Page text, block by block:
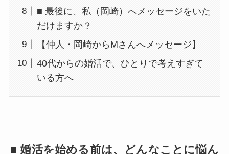
■ 最後に、私（岡崎）へメッセージをいた
だけますか？
【仲人・岡崎からMさんへメッセージ】
40代からの婚活で、ひとりで考えすぎて
いる方へ
■ 婚活を始める前は、どんなことに悩ん